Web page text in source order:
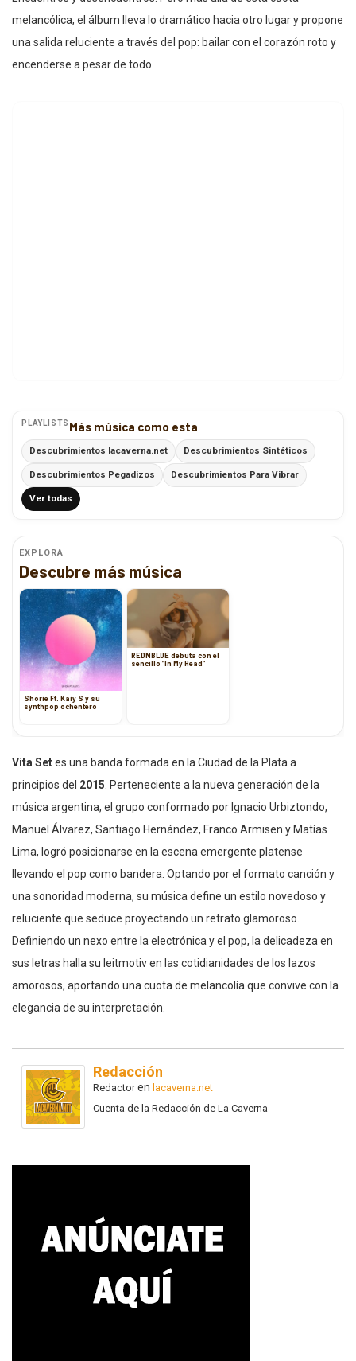
melancólica, el álbum lleva lo dramático hacia otro lugar y propone
una salida reluciente a través del pop: bailar con el corazón roto y
encenderse a pesar de todo.
PLAYLISTS Más música como esta
Descubrimientos lacaverna.net Descubrimientos Sintéticos
Descubrimientos Pegadizos Descubrimientos Para Vibrar
Ver todas
EXPLORA
Descubre más música
Shorie Ft. Kaiy S y su
synthpop ochentero
REDNBLUE debuta con el
sencillo “In My Head”
Vita Setes una banda formada en la Ciudad de la Plata a
principios del 2015 . Perteneciente a la nueva generación de la
música argentina, el grupo conformado por Ignacio Urbiztondo,
Manuel Álvarez, Santiago Hernández, Franco Armisen y Matías
Lima, logró posicionarse en la escena emergente platense
llevando el pop como bandera. Optando por el formato canción y
una sonoridad moderna, su música define un estilo novedoso y
reluciente que seduce proyectando un retrato glamoroso.
Definiendo un nexo entre la electrónica y el pop, la delicadeza en
sus letras halla su leitmotiv en las cotidianidades de los lazos
amorosos, aportando una cuota de melancolía que convive con la
elegancia de su interpretación.
Redacción
Redactoren lacaverna.net
Cuenta de la Redacción de La Caverna